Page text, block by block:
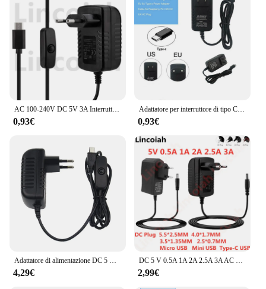
devices
Typical Adaptive Scenario: Perfect for on-the-go
charging
Shape or Size or Weight or Quantity: Lightweight
and portable
Performance and Property: Efficient 3A output for
Parts and Accessories: Includes USB C cable for
easy connectivity
Features:
**Rapid Charging Efficiency**
The alimentatore usb c 3a is designed to provide an
efficient and rapid charging experience for your
USB C devices. With its powerful 3A output, this
power adapter ensures that your gadgets are
charged swiftly, saving you time and enhancing
your productivity. The compact and lightweight
design makes it a convenient travel companion,
ensuring that you can power up your devices
wherever you go.
AC 100-240V DC 5V 3A Interruttore di alimentazione Pulsante Adattatore di alimentazione Caricatore Tipo-C Porta USB 5 V Volt per Raspberry Pi 4 Modello B 4B
0,93€
Adattatore per interruttore di tipo C AC DC 5V 3A alimentatore caricabatterie di tipo C adattatore di alimentazione EU US AU UK per cavo di ricarica Raspberry Pi 4 on/off
0,93€
Adattatore di alimentazione DC 5 V 3A Type-C 100-240V Off/on caricatore di alimentazione a bottone strega porta USB di tipo C 5 V Volt per Banana Pi BPI M5
4,29€
DC 5 V 0.5A 1A 2A 2.5A 3A AC 100-240V convertitore adattatore di alimentazione Switching 5 V Volt 1000MA caricabatterie per cavo di alimentazione Mini Micro Type-C Usb
2,99€